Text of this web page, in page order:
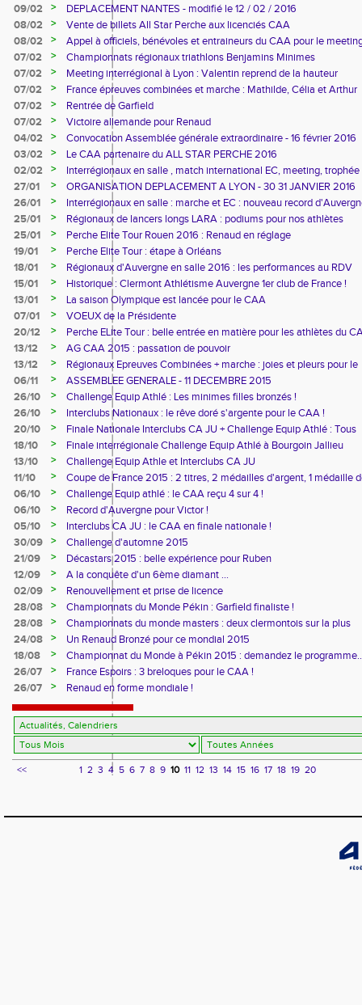
09/02
>
DEPLACEMENT NANTES - modifié le 12 / 02 / 2016
08/02
>
Vente de billets All Star Perche aux licenciés CAA
08/02
>
Appel à officiels, bénévoles et entraineurs du CAA pour le
All Star Perche
07/02 >
Championnats régionaux triathlons Benjamins Minimes
07/02
>
Meeting interrégional à Lyon : Valentin reprend de la hauteur
07/02
>
France épreuves combinées et marche : Mathilde, Célia et Arthur
dans le Top 12
07/02 >
Rentrée de Garfield
07/02
>
Victoire allemande pour Renaud
04/02
>
Convocation Assemblée générale extraordinaire - 16 février 2016
03/02
>
Le CAA partenaire du ALL STAR PERCHE 2016
02/02
>
Interrégionaux en salle , match international EC, meeting, trophée
Arverne : Le CAA sur tous les fronts !
27/01 >
ORGANISATION DEPLACEMENT A LYON - 30 31 JANVIER 2016
26/01
>
Interrégionaux en salle : marche et EC : nouveau record
pour Sandra
25/01 >
Régionaux de lancers longs LARA : podiums pour nos athlètes
25/01
>
Perche Elite Tour Rouen 2016 : Renaud en réglage
19/01
>
Perche Elite Tour : étape à Orléans
18/01
>
Régionaux d'Auvergne en salle 2016 : les performances au RDV
15/01
>
Historique : Clermont Athlétisme Auvergne 1er club de France !
13/01
>
La saison Olympique est lancée pour le CAA
07/01
>
VOEUX de la Présidente
20/12
>
Perche ELite Tour : belle entrée en matière pour les athlètes du
13/12
>
AG CAA 2015 : passation de pouvoir
13/12
>
Régionaux Epreuves Combinées + marche : joies et pleurs pour le
CAA !
06/11 >
ASSEMBLEE GENERALE - 11 DECEMBRE 2015
26/10
>
Challenge Equip Athlé : Les minimes filles bronzés !
26/10
>
Interclubs Nationaux : le rêve doré s'argente pour le CAA !
20/10
>
Finale Nationale Interclubs CA JU + Challenge Equip Athlé : Tous
avec le CAA !
18/10 >
Finale interrégionale Challenge Equip Athlé à Bourgoin Jallieu
13/10
>
Challenge Equip Athle et Interclubs CA JU
11/10
>
Coupe de France 2015 : 2 titres, 2 médailles d'argent, 1 médaille
bronze !
06/10 >
Challenge Equip athlé : le CAA reçu 4 sur 4 !
06/10
>
Record d'Auvergne pour Victor !
05/10
>
Interclubs CA JU : le CAA en finale nationale !
30/09
>
Challenge d'automne 2015
21/09
>
Décastars 2015 : belle expérience pour Ruben
12/09
>
A la conquête d'un 6ème diamant ...
02/09
>
Renouvellement et prise de licence
28/08
>
Championnats du Monde Pékin : Garfield finaliste !
28/08
>
Championnats du monde masters : deux clermontois sur la plus
haute marche !
24/08 >
Un Renaud Bronzé pour ce mondial 2015
18/08
>
Championnat du Monde à Pékin 2015 : demandez le
26/07
>
France Espoirs : 3 breloques pour le CAA !
26/07
> Renaud en forme mondiale !
<< 1 2 3 4 5 6 7 8 9 10 11 12 13 14 15 16 17 18 19 20